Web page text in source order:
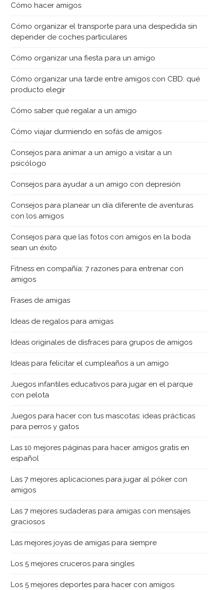
Cómo hacer amigos
Cómo organizar el transporte para una despedida sin
depender de coches particulares
Cómo organizar una fiesta para un amigo
Cómo organizar una tarde entre amigos con CBD: qué
producto elegir
Cómo saber qué regalar a un amigo
Cómo viajar durmiendo en sofás de amigos
Consejos para animar a un amigo a visitar a un
psicólogo
Consejos para ayudar a un amigo con depresión
Consejos para planear un día diferente de aventuras
con los amigos
Consejos para que las fotos con amigos en la boda
sean un éxito
Fitness en compañía: 7 razones para entrenar con
amigos
Frases de amigas
Ideas de regalos para amigas
Ideas originales de disfraces para grupos de amigos
Ideas para felicitar el cumpleaños a un amigo
Juegos infantiles educativos para jugar en el parque
con pelota
Juegos para hacer con tus mascotas: ideas prácticas
para perros y gatos
Las 10 mejores páginas para hacer amigos gratis en
español
Las 7 mejores aplicaciones para jugar al póker con
amigos
Las 7 mejores sudaderas para amigas con mensajes
graciosos
Las mejores joyas de amigas para siempre
Los 5 mejores cruceros para singles
Los 5 mejores deportes para hacer con amigos